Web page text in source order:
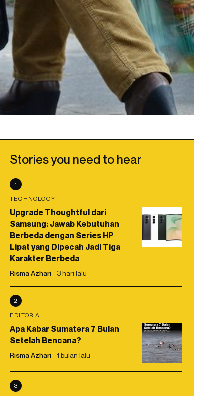
Stories you need to hear
1
TECHNOLOGY
Upgrade Thoughtful dari
Samsung: Jawab Kebutuhan
Berbeda dengan Series HP
Lipat yang Dipecah Jadi Tiga
Karakter Berbeda
Risma Azhari 3 hari lalu
2
EDITORIAL
Apa Kabar Sumatera 7 Bulan
Setelah Bencana?
Risma Azhari 1 bulan lalu
3